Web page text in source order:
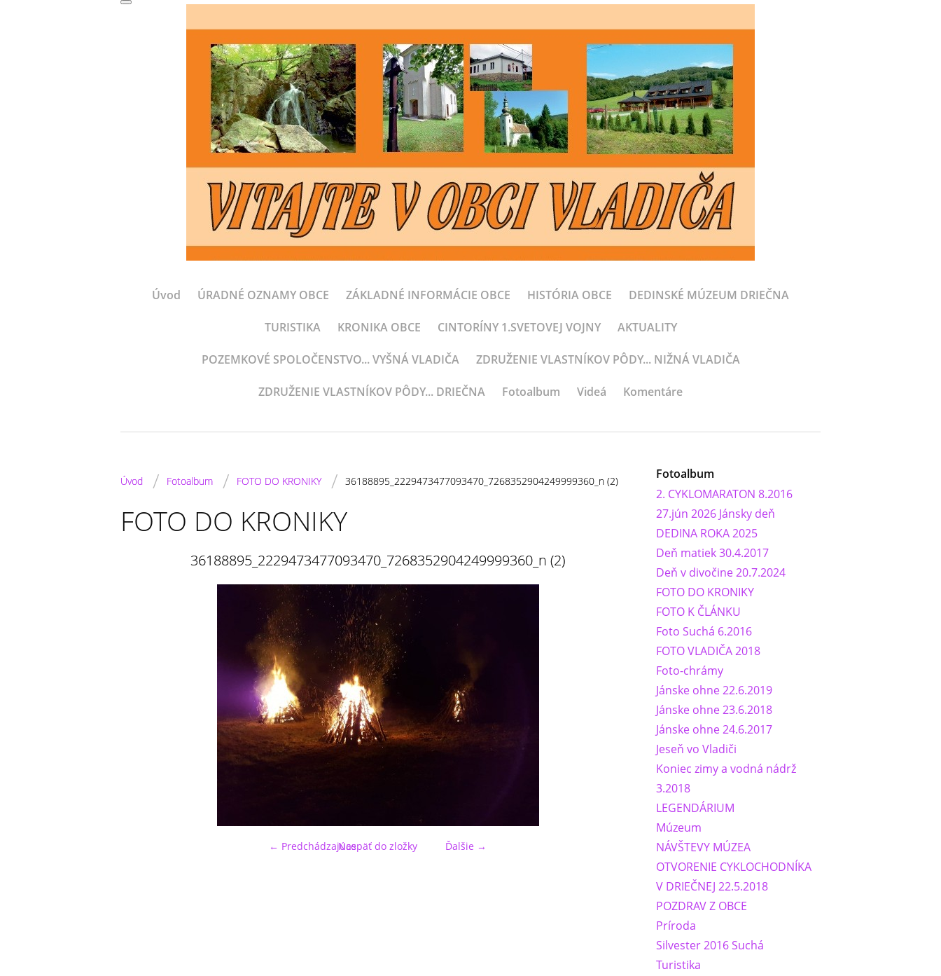
Úvod ÚRADNÉ OZNAMY OBCE ZÁKLADNÉ INFORMÁCIE OBCE HISTÓRIA OBCE DEDINSKÉ MÚZEUM DRIEČNA
TURISTIKA KRONIKA OBCE CINTORÍNY 1.SVETOVEJ VOJNY AKTUALITY
POZEMKOVÉ SPOLOČENSTVO... VYŠNÁ VLADIČA ZDRUŽENIE VLASTNÍKOV PÔDY... NIŽNÁ VLADIČA
ZDRUŽENIE VLASTNÍKOV PÔDY... DRIEČNA Fotoalbum Videá Komentáre
Úvod / Fotoalbum / FOTO DO KRONIKY / 36188895_2229473477093470_7268352904249999360_n (2)
FOTO DO KRONIKY
36188895_2229473477093470_7268352904249999360_n (2)
← Predchádzajúce Ďalšie →
Naspäť do zložky
Fotoalbum
2. CYKLOMARATON 8.2016
27.jún 2026 Jánsky deň
DEDINA ROKA 2025
Deň matiek 30.4.2017
Deň v divočine 20.7.2024
FOTO DO KRONIKY
FOTO K ČLÁNKU
Foto Suchá 6.2016
FOTO VLADIČA 2018
Foto-chrámy
Jánske ohne 22.6.2019
Jánske ohne 23.6.2018
Jánske ohne 24.6.2017
Jeseň vo Vladiči
Koniec zimy a vodná nádrž
3.2018
LEGENDÁRIUM
Múzeum
NÁVŠTEVY MÚZEA
OTVORENIE CYKLOCHODNÍKA
V DRIEČNEJ 22.5.2018
POZDRAV Z OBCE
Príroda
Silvester 2016 Suchá
Turistika